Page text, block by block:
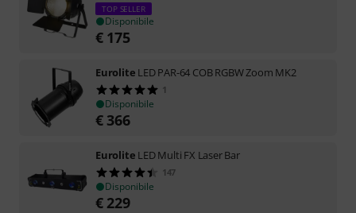
TOP SELLER
Disponibile
€ 175
Eurolite LED PAR-64 COB RGBW Zoom MK2
1
Disponibile
€ 366
Eurolite LED Multi FX Laser Bar
147
Disponibile
€ 229